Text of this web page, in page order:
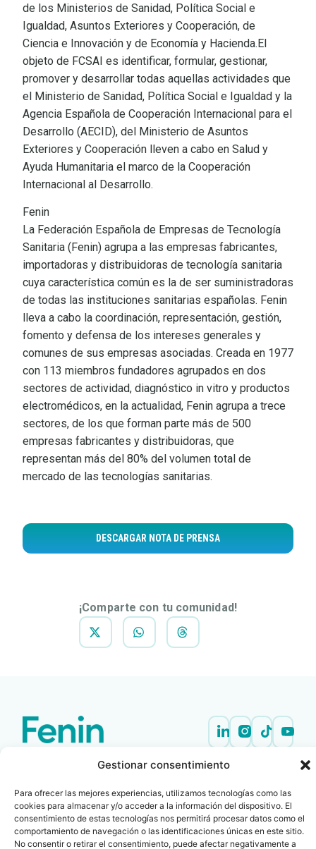
Gestionar consentimiento
Para ofrecer las mejores experiencias, utilizamos tecnologías como las
cookies para almacenar y/o acceder a la información del dispositivo. El
consentimiento de estas tecnologías nos permitirá procesar datos como el
comportamiento de navegación o las identificaciones únicas en este sitio.
No consentir o retirar el consentimiento, puede afectar negativamente a
de los Ministerios de Sanidad, Política Social e
Igualdad, Asuntos Exteriores y Cooperación, de
Ciencia e Innovación y de Economía y Hacienda.El
objeto de FCSAI es identificar, formular, gestionar,
promover y desarrollar todas aquellas actividades que
el Ministerio de Sanidad, Política Social e Igualdad y la
Agencia Española de Cooperación Internacional para el
Desarrollo (AECID), del Ministerio de Asuntos
Exteriores y Cooperación lleven a cabo en Salud y
Ayuda Humanitaria el marco de la Cooperación
Internacional al Desarrollo.
Fenin
La Federación Española de Empresas de Tecnología
Sanitaria (Fenin) agrupa a las empresas fabricantes,
importadoras y distribuidoras de tecnología sanitaria
cuya característica común es la de ser suministradoras
de todas las instituciones sanitarias españolas. Fenin
lleva a cabo la coordinación, representación, gestión,
fomento y defensa de los intereses generales y
comunes de sus empresas asociadas. Creada en 1977
con 113 miembros fundadores agrupados en dos
sectores de actividad, diagnóstico in vitro y productos
electromédicos, en la actualidad, Fenin agrupa a trece
sectores, de los que forman parte más de 500
empresas fabricantes y distribuidoras, que
representan más del 80% del volumen total de
mercado de las tecnologías sanitarias.
DESCARGAR NOTA DE PRENSA
¡Comparte con tu comunidad!
info@fenin.es
C/ Villanueva, 20 - 1-
28001
915 759 800
Travesera de Gracia, 56 -
1º, 3ª 08006
932 014 655
Copyright © 2025 FENIN | Política
|Cookies
|Aviso
|SIIF(Canal
|Políticas